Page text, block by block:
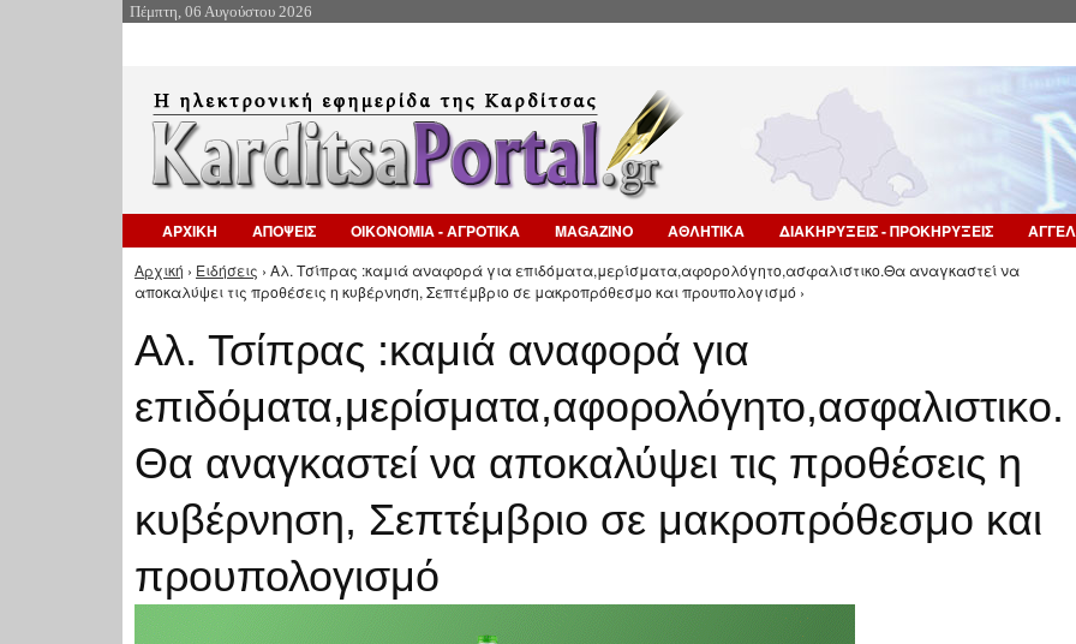
Πέμπτη, 06 Αυγούστου 2026
ΑΡΧΙΚΗ ΑΠΟΨΕΙΣ ΟΙΚΟΝΟΜΙΑ - ΑΓΡΟΤΙΚΑ MAGAZINO ΑΘΛΗΤΙΚΑ ΔΙΑΚΗΡΥΞΕΙΣ - ΠΡΟΚΗΡΥΞΕΙΣ
Είστε εδώ
Αρχική › Ειδήσεις › Αλ. Τσίπρας :καμιά αναφορά για επιδόματα,μερίσματα,αφορολόγητο,ασφαλιστικο.Θα αναγκαστεί να
αποκαλύψει τις προθέσεις η κυβέρνηση, Σεπτέμβριο σε μακροπρόθεσμο και προυπολογισμό ›
Αλ. Τσίπρας :καμιά αναφορά για
επιδόματα,μερίσματα,αφορολόγητο,ασφαλιστικο.
Θα αναγκαστεί να αποκαλύψει τις προθέσεις η
κυβέρνηση, Σεπτέμβριο σε μακροπρόθεσμο και
προυπολογισμό